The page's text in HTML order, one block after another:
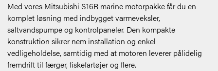
Med vores Mitsubishi S16R marine motorpakke får du en
komplet løsning med indbygget varmeveksler,
saltvandspumpe og kontrolpaneler. Den kompakte
konstruktion sikrer nem installation og enkel
vedligeholdelse, samtidig med at motoren leverer pålidelig
fremdrift til færger, fiskefartøjer og flere.